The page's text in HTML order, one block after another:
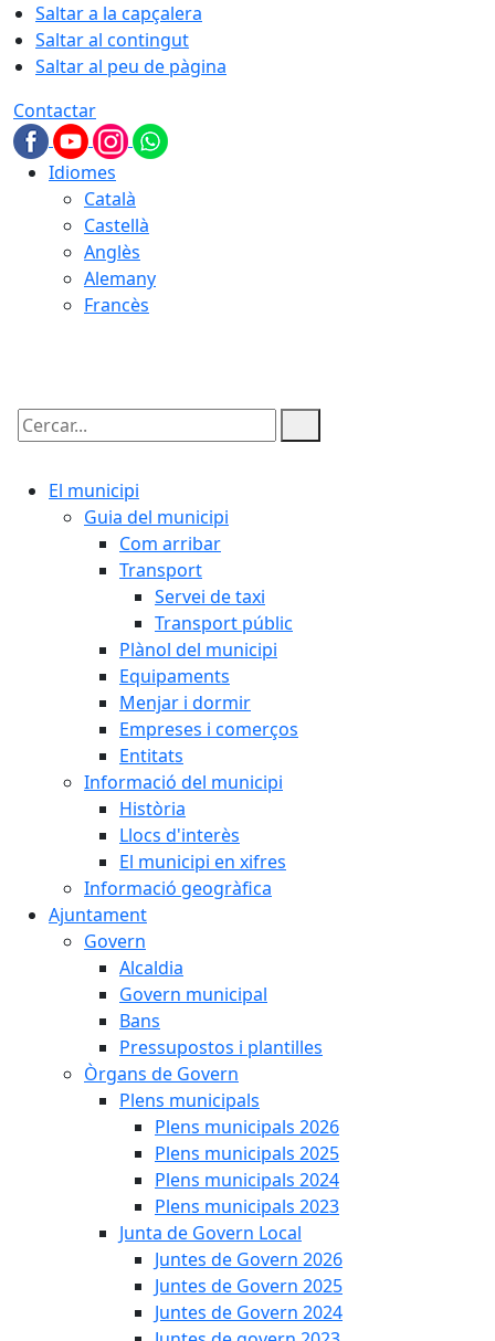
Saltar a la capçalera
Saltar al contingut
Saltar al peu de pàgina
Contactar
Idiomes
Català
Castellà
Anglès
Alemany
Francès
Cercar:
El municipi
Guia del municipi
Com arribar
Transport
Servei de taxi
Transport públic
Plànol del municipi
Equipaments
Menjar i dormir
Empreses i comerços
Entitats
Informació del municipi
Història
Llocs d'interès
El municipi en xifres
Informació geogràfica
Ajuntament
Govern
Alcaldia
Govern municipal
Bans
Pressupostos i plantilles
Òrgans de Govern
Plens municipals
Plens municipals 2026
Plens municipals 2025
Plens municipals 2024
Plens municipals 2023
Junta de Govern Local
Juntes de Govern 2026
Juntes de Govern 2025
Juntes de Govern 2024